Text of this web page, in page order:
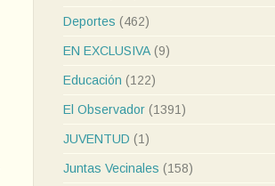
Deportes (462)
EN EXCLUSIVA (9)
Educación (122)
El Observador (1391)
JUVENTUD (1)
Juntas Vecinales (158)